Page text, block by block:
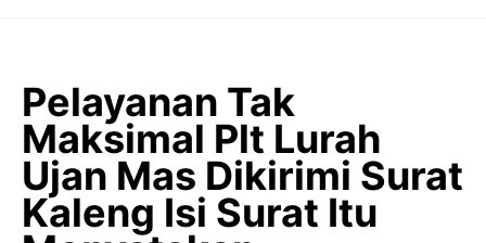
Pelayanan Tak
Maksimal Plt Lurah
Ujan Mas Dikirimi Surat
Kaleng Isi Surat Itu